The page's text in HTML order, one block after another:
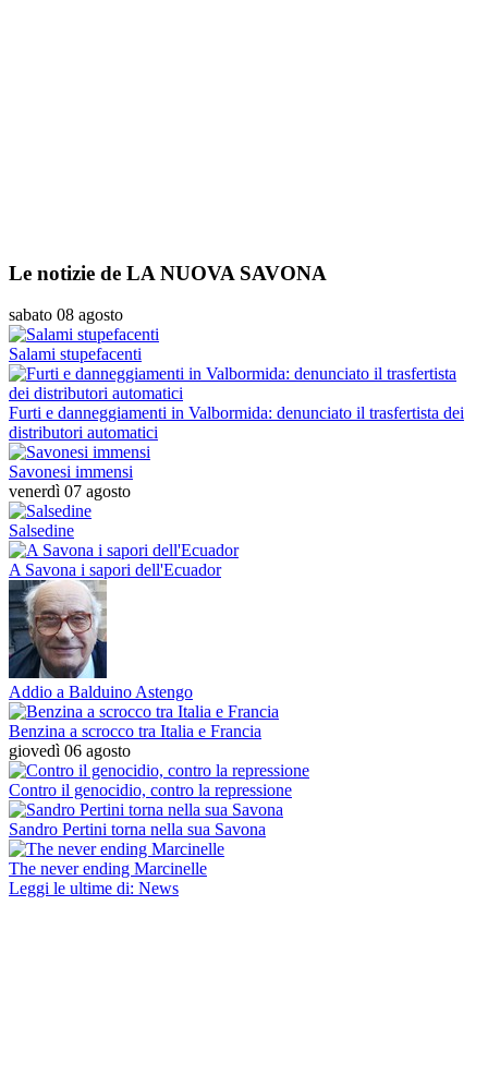
Le notizie de LA NUOVA SAVONA
sabato 08 agosto
Salami stupefacenti
Furti e danneggiamenti in Valbormida: denunciato il trasfertista dei
distributori automatici
Savonesi immensi
venerdì 07 agosto
Salsedine
A Savona i sapori dell'Ecuador
Addio a Balduino Astengo
Benzina a scrocco tra Italia e Francia
giovedì 06 agosto
Contro il genocidio, contro la repressione
Sandro Pertini torna nella sua Savona
The never ending Marcinelle
Leggi le ultime di: News